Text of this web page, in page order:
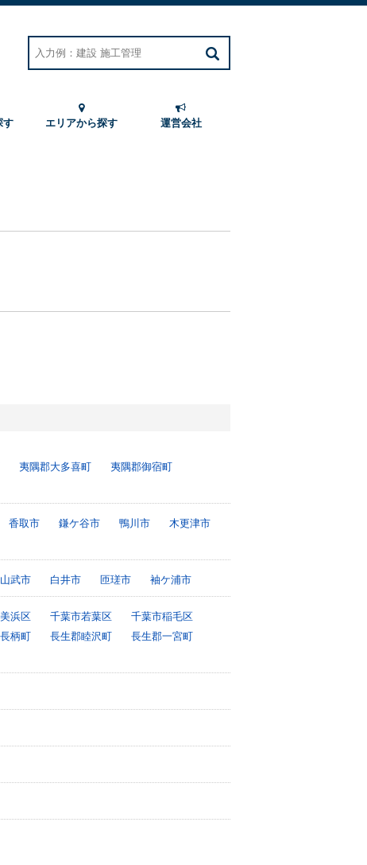
す エリアから探す 運営会社
夷隅郡大多喜町
夷隅郡御宿町
香取市 鎌ケ谷市 鴨川市
木更津市
山武市 白井市 匝瑳市 袖ケ浦市
浜区 千葉市若葉区
千葉市稲毛区
柄町 長生郡睦沢町
長生郡一宮町